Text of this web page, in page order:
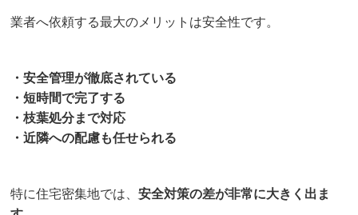
業者へ依頼する最大のメリットは安全性です。
・安全管理が徹底されている
・短時間で完了する
・枝葉処分まで対応
・近隣への配慮も任せられる
特に住宅密集地では、安全対策の差が非常に大きく出ま